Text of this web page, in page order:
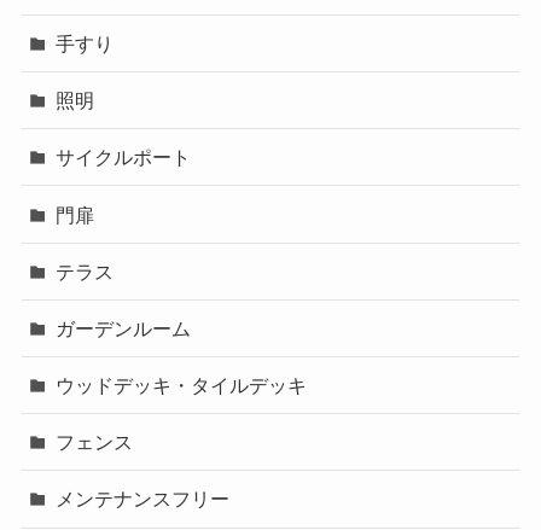
手すり
照明
サイクルポート
門扉
テラス
ガーデンルーム
ウッドデッキ・タイルデッキ
フェンス
メンテナンスフリー